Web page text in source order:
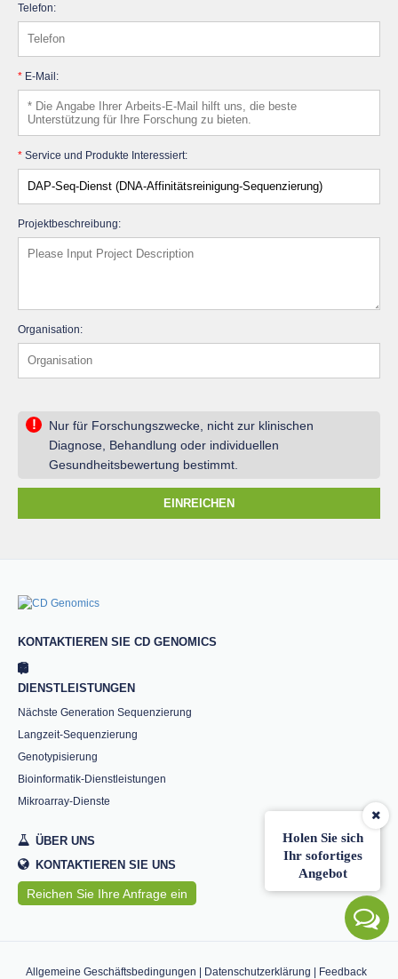
Holen Sie sich
Ihr sofortiges
Angebot
Telefon:
* E-Mail:
* Service und Produkte Interessiert:
Projektbeschreibung:
Organisation:
!
Nur für Forschungszwecke, nicht zur klinischen
Diagnose, Behandlung oder individuellen
Gesundheitsbewertung bestimmt.
EINREICHEN
KONTAKTIEREN SIE CD GENOMICS
DIENSTLEISTUNGEN
Nächste Generation Sequenzierung
Langzeit-Sequenzierung
Genotypisierung
Bioinformatik-Dienstleistungen
Mikroarray-Dienste
ÜBER UNS
KONTAKTIEREN SIE UNS
Reichen Sie Ihre Anfrage ein
Allgemeine Geschäftsbedingungen | Datenschutzerklärung | Feedback